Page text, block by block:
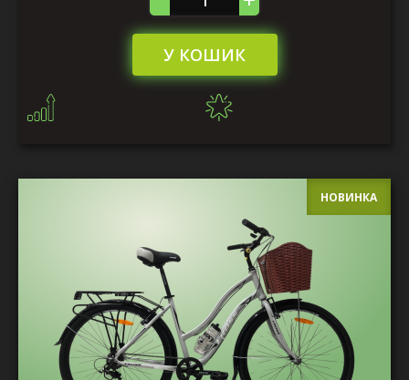
У КОШИК
НОВИНКА